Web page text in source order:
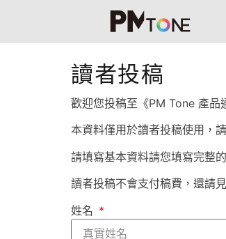
讀者投稿
歡迎您投稿至《PM Tone 產品
本資料僅用於讀者投稿使用，
請填寫基本資料請您填寫完整
讀者投稿不會支付稿費，還請
姓名